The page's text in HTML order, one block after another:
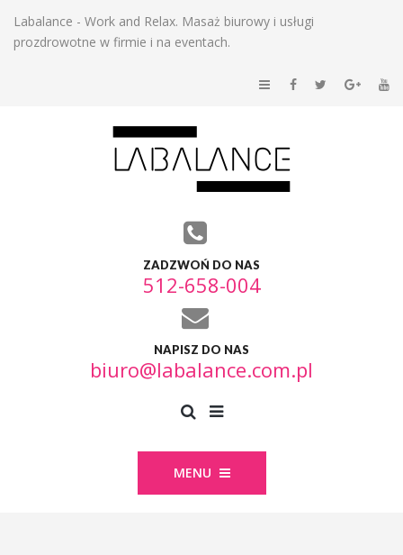
Labalance - Work and Relax. Masaż biurowy i usługi
prozdrowotne w firmie i na eventach.
ZADZWOŃ DO NAS
512-658-004
NAPISZ DO NAS
biuro@labalance.com.pl
MENU